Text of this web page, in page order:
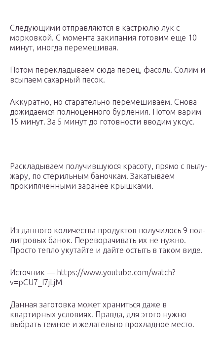
Следующими отправляются в кастрюлю лук с
морковкой. С момента закипания готовим еще 10
минут, иногда перемешивая.
Потом перекладываем сюда перец, фасоль. Солим и
всыпаем сахарный песок.
Аккуратно, но старательно перемешиваем. Снова
дожидаемся полноценного бурления. Потом варим
15 минут. За 5 минут до готовности вводим уксус.
Раскладываем получившуюся красоту, прямо с пылу-
жару, по стерильным баночкам. Закатываем
прокипяченными заранее крышками.
Из данного количества продуктов получилось 9 пол-
литровых банок. Переворачивать их не нужно.
Просто тепло укутайте и дайте остыть в таком виде.
Источник — https://www.youtube.com/watch?
v=pCU7_I7jLjM
Данная заготовка может храниться даже в
квартирных условиях. Правда, для этого нужно
выбрать темное и желательно прохладное место.